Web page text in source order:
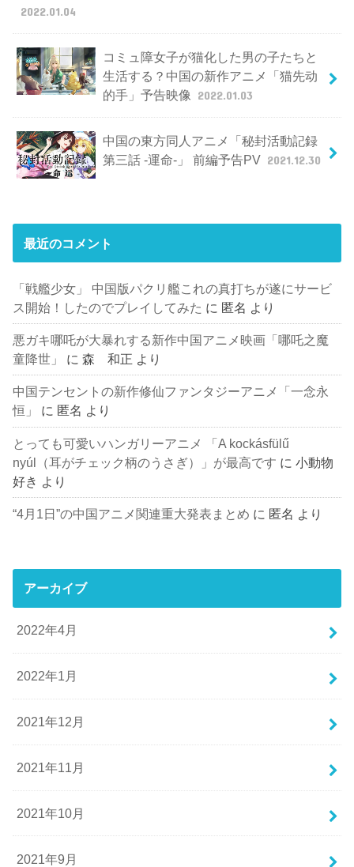
2022.01.04
コミュ障女子が猫化した男の子たちと
生活する？中国の新作アニメ「猫先动
的手」予告映像
2022.01.03
中国の東方同人アニメ「秘封活動記録
第三話 -運命-」 前編予告PV 2021.12.30
最近のコメント
「戦艦少女」 中国版パクリ艦これの真打ちが遂にサービ
ス開始！したのでプレイしてみた に 匿名 より
悪ガキ哪吒が大暴れする新作中国アニメ映画「哪吒之魔
童降世」
に森 和正 より
中国テンセントの新作修仙ファンタジーアニメ「一念永
恒」
に 匿名 より
とっても可愛いハンガリーアニメ 「A kockásfülű
nyúl（耳がチェック柄のうさぎ）」が最高です に小動物
好き より
“4月1日”の中国アニメ関連重大発表まとめ に 匿名 より
アーカイブ
2022年4月
2022年1月
2021年12月
2021年11月
2021年10月
2021年9月